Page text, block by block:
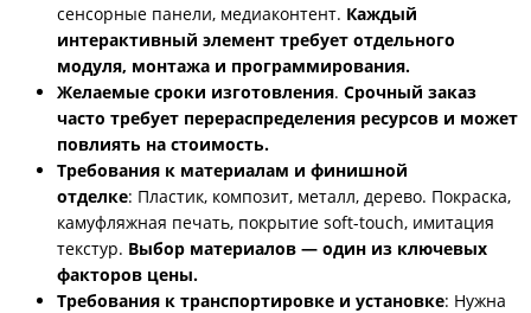
сенсорные панели, медиаконтент. Каждый
интерактивный элемент требует отдельного
модуля, монтажа и программирования.
Желаемые сроки изготовления. Срочный заказ
часто требует перераспределения ресурсов и может
повлиять на стоимость.
Требования к материалам и финишной
отделке: Пластик, композит, металл, дерево. Покраска,
камуфляжная печать, покрытие soft-touch, имитация
текстур. Выбор материалов — один из ключевых
факторов цены.
Требования к транспортировке и установке: Нужна